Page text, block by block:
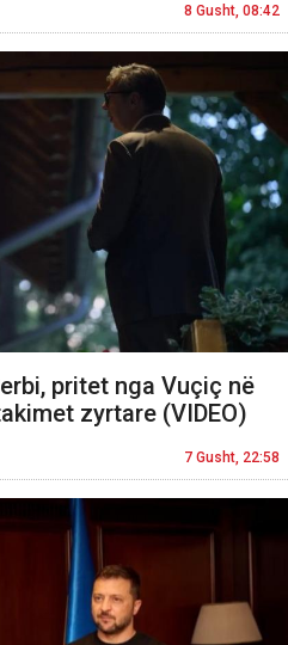
8 Gusht, 08:42
pritet nga Vuçiç në
zyrtare (VIDEO)
7 Gusht, 22:58